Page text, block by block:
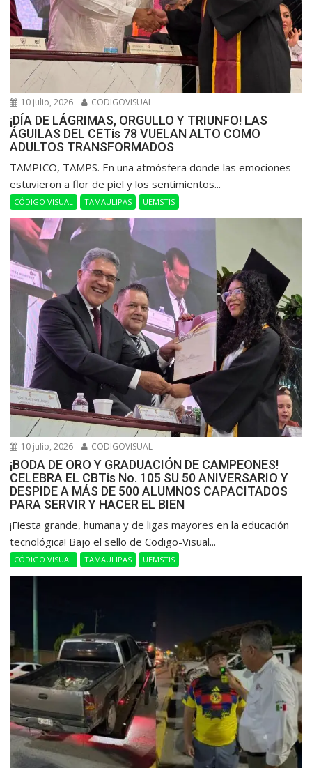
10 julio, 2026 CODIGOVISUAL
¡DÍA DE LÁGRIMAS, ORGULLO Y TRIUNFO! LAS
ÁGUILAS DEL CETis 78 VUELAN ALTO COMO
ADULTOS TRANSFORMADOS
​TAMPICO, TAMPS. En una atmósfera donde las emociones
estuvieron a flor de piel y los sentimientos...
CÓDIGO VISUAL TAMAULIPAS UEMSTIS
10 julio, 2026 CODIGOVISUAL
¡BODA DE ORO Y GRADUACIÓN DE CAMPEONES!
CELEBRA EL CBTis No. 105 SU 50 ANIVERSARIO Y
DESPIDE A MÁS DE 500 ALUMNOS CAPACITADOS
PARA SERVIR Y HACER EL BIEN
​¡Fiesta grande, humana y de ligas mayores en la educación
tecnológica! Bajo el sello de Codigo-Visual...
CÓDIGO VISUAL TAMAULIPAS UEMSTIS